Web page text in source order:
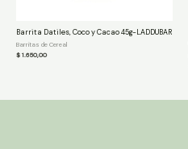
Barrita Datiles, Coco y Cacao 45g-LADDUBAR
Barritas de Cereal
$1.650,00